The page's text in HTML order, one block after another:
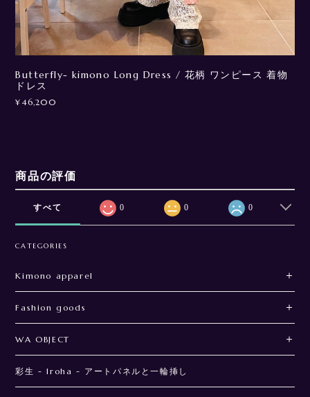
Butterfly- kimono Long Dress / 花柄 ワンピース 着物
ドレス
¥46,200
商品の評価
すべて 0 0 0
CATEGORIES
Kimono apparel
Fashion goods
WA OBJECT
彩生 - Iroha - アートパネルと一輪挿し